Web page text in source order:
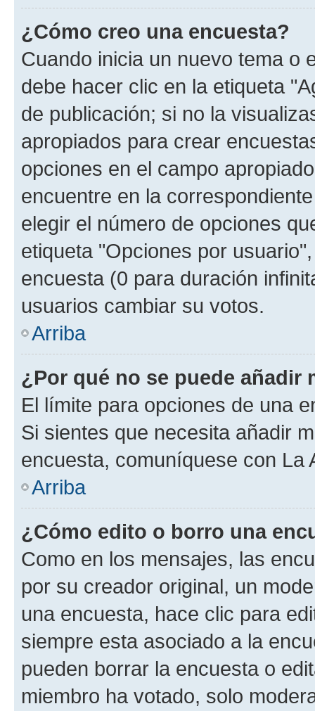
¿Cómo creo una encuesta?
Cuando inicia un nuevo tema o
debe hacer clic en la etiqueta
de publicación; si no la
apropiados para crear
opciones en el campo
encuentre en la
elegir el número de opciones
etiqueta "Opciones por
encuesta (0 para duración
usuarios cambiar su votos.
Arriba
¿Por qué no se puede añadir
El límite para opciones de una
Si sientes que necesita añadir
encuesta, comuníquese con La
Arriba
¿Cómo edito o borro una
Como en los mensajes, las
por su creador original, un
una encuesta, hace clic para
siempre esta asociado a la
pueden borrar la encuesta o
miembro ha votado, solo